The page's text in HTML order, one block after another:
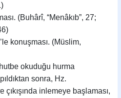
(Buhârî, “Menâkıb”, 27;
konuşması. (Müslim,
okuduğu hurma
sonra, Hz.
çıkışında inlemeye başlaması,